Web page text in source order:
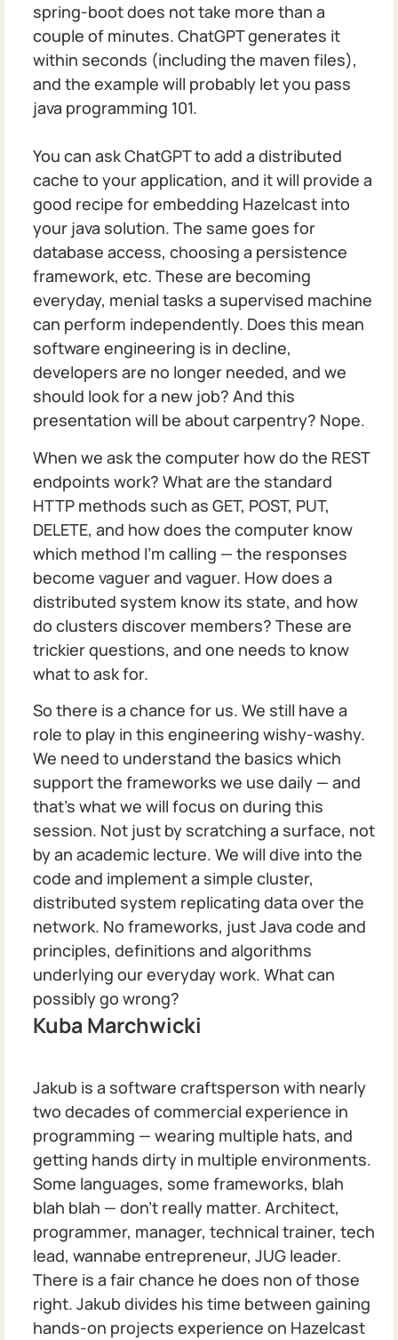
spring-boot does not take more than a
couple of minutes. ChatGPT generates it
within seconds (including the maven files),
and the example will probably let you pass
java programming 101.
You can ask ChatGPT to add a distributed
cache to your application, and it will provide a
good recipe for embedding Hazelcast into
your java solution. The same goes for
database access, choosing a persistence
framework, etc. These are becoming
everyday, menial tasks a supervised machine
can perform independently. Does this mean
software engineering is in decline,
developers are no longer needed, and we
should look for a new job? And this
presentation will be about carpentry? Nope.
When we ask the computer how do the REST
endpoints work? What are the standard
HTTP methods such as GET, POST, PUT,
DELETE, and how does the computer know
which method I'm calling — the responses
become vaguer and vaguer. How does a
distributed system know its state, and how
do clusters discover members? These are
trickier questions, and one needs to know
what to ask for.
So there is a chance for us. We still have a
role to play in this engineering wishy-washy.
We need to understand the basics which
support the frameworks we use daily — and
that's what we will focus on during this
session. Not just by scratching a surface, not
by an academic lecture. We will dive into the
code and implement a simple cluster,
distributed system replicating data over the
network. No frameworks, just Java code and
principles, definitions and algorithms
underlying our everyday work. What can
possibly go wrong?
Kuba Marchwicki
Jakub is a software craftsperson with nearly
two decades of commercial experience in
programming — wearing multiple hats, and
getting hands dirty in multiple environments.
Some languages, some frameworks, blah
blah blah — don’t really matter. Architect,
programmer, manager, technical trainer, tech
lead, wannabe entrepreneur, JUG leader.
There is a fair chance he does non of those
right. Jakub divides his time between gaining
hands-on projects experience on Hazelcast